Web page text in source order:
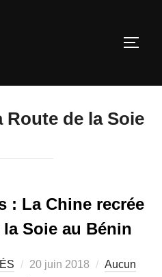
Route de la Soie
: La Chine recrée
Soie au Bénin
20 juin 2018
Aucun